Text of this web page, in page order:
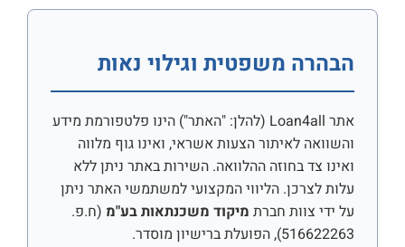
הבהרה משפטית וגילוי נאות
אתר Loan4all (להלן: "האתר") הינו פלטפורמת מידע
והשוואה לאיתור הצעות אשראי, ואינו גוף מלווה
ואינו צד בחוזה ההלוואה. השירות באתר ניתן ללא
עלות לצרכן. הליווי המקצועי למשתמשי האתר ניתן
על ידי צוות חברת מיקוד משכנתאות בע"מ (ח.פ.
516622263), הפועלת ברישיון מוסדר.